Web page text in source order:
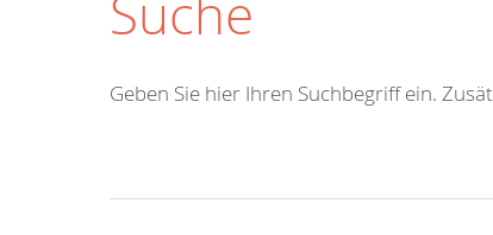
Suche
Geben Sie hier Ihren Suchbegriff ein.